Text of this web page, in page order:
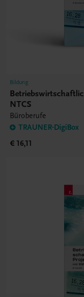
Bildung
NTCS
Büroberufe
TRAUNER-DigiBox
€ 16,11